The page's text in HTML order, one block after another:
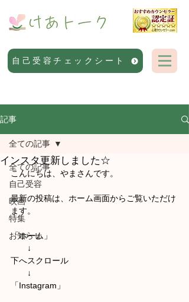
自己受容チェックシート
記事
全ての記事
自己受容
映画
特集
お知らせ
全ての記事
インスタ更新しました☆
こんにちは、やまさんです。
最新の投稿は、ホーム画面からご覧いただけ
ます。
「ホーム」
↓
下へスクロール
↓
「Instagram」